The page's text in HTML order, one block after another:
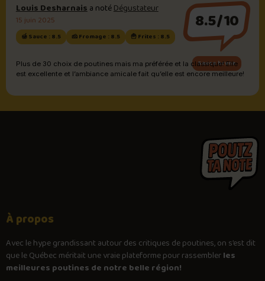
Louis Desharnaisa notéDégustateur
15 juin 2025
🍯 Sauce : 8.5 🧀 Fromage : 8.5 🍟 Frites : 8.5
8.5/10
Sauce brune
Plus de 30 choix de poutines mais ma préférée et la classique! Elle
est excellente et l’ambiance amicale fait qu’elle est encore meilleure!
À propos
Avec lehypegrandissant autour des critiques de poutines, on s’est dit
que le Québec méritait une vraie plateforme pour rassemblerles
meilleures poutines de notre belle région!